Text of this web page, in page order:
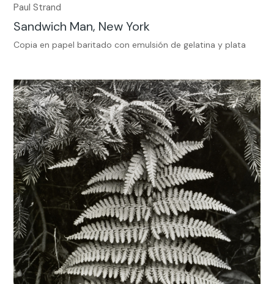
Paul Strand
Sandwich Man, New York
Copia en papel baritado con emulsión de gelatina y plata